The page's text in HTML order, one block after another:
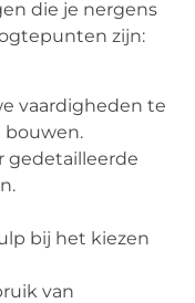
die je nergens
zijn:
vaardigheden te
bouwen.
gedetailleerde
bij het kiezen
van